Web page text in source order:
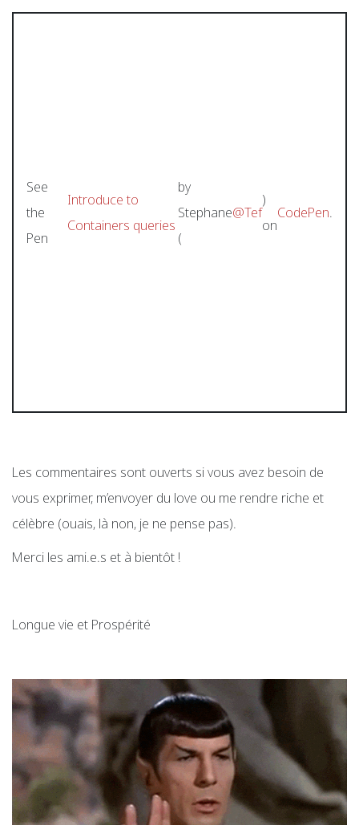
See
the
Pen
Introduce to
Containers queries
by
Stephane
(
@Tef
)
on
CodePen.
Les commentaires sont ouverts si vous avez besoin de
vous exprimer, m’envoyer du love ou me rendre riche et
célèbre (ouais, là non, je ne pense pas).
Merci les ami.e.s et à bientôt !
Longue vie et Prospérité